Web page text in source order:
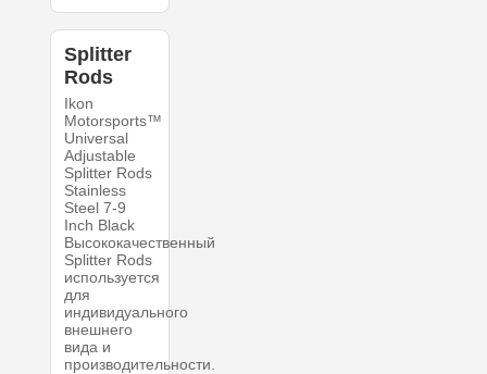
Splitter
Rods
Ikon
Motorsports™
Universal
Adjustable
Splitter Rods
Stainless
Steel 7-9
Inch Black
Высококачественный
Splitter Rods
используется
для
индивидуального
внешнего
вида и
производительности.